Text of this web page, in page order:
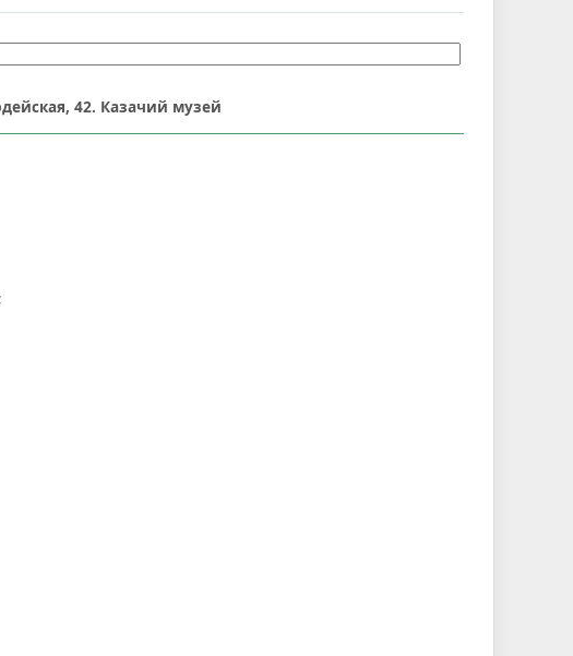
42. Казачий музей